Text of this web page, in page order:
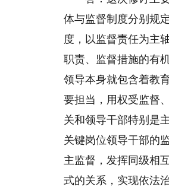
体与监督制度分别规
度，以监督责任为主
职责、监督措施的有
领导本身就包含着教
要担当，用权受监督
关和领导干部特别是
关键岗位领导干部的
主监督，发挥同级相
式的关系，实现依法